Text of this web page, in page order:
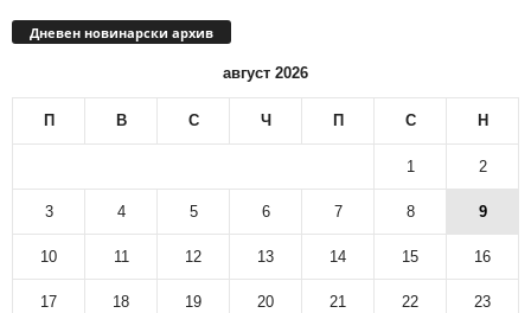
Дневен новинарски архив
август 2026
П В С Ч П С Н
1 2
3 4 5 6 7 8 9
10 11 12 13 14 15 16
17 18 19 20 21 22 23